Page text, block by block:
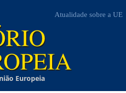
Atualidade sobre a UE
Europeia